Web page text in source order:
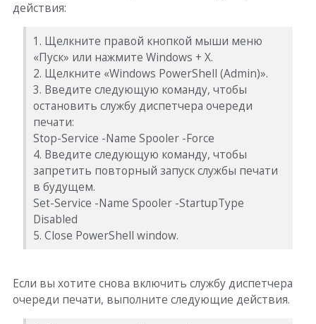
действия:
1. Щелкните правой кнопкой мыши меню
«Пуск» или нажмите Windows + X.
2. Щелкните «Windows PowerShell (Admin)».
3. Введите следующую команду, чтобы
остановить службу диспетчера очереди
печати:
Stop-Service -Name Spooler -Force
4. Введите следующую команду, чтобы
запретить повторный запуск службы печати
в будущем.
Set-Service -Name Spooler -StartupType
Disabled
5. Close PowerShell window.
Если вы хотите снова включить службу диспетчера
очереди печати, выполните следующие действия.